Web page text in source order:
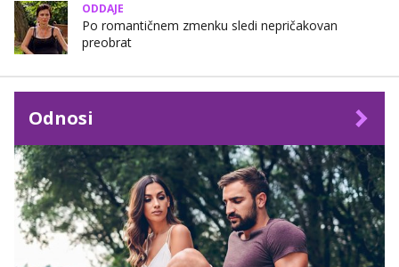
ODDAJE
Po romantičnem zmenku sledi nepričakovan
preobrat
Odnosi